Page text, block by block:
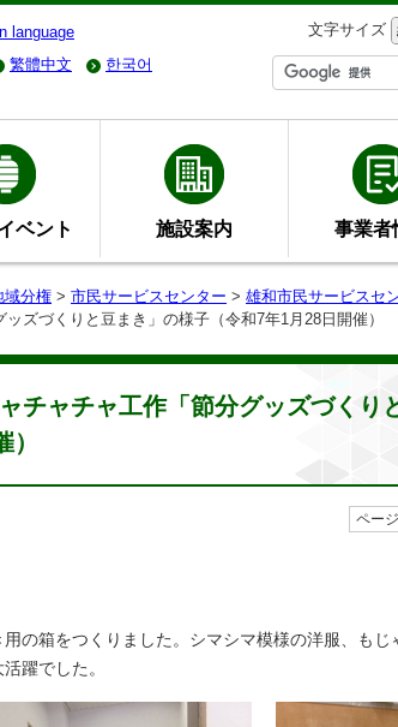
language 文字サイズ
繁體中文 한국어
ベント 施設案内 事業者
域分権 > 市民サービスセンター > 雄和市民サービスセ
ズづくりと豆まき」の様子（令和7年1月28日開催）
チャチャ工作「節分グッズづくり
ペー
用の箱をつくりました。シマシマ模様の洋服、も
躍でした。